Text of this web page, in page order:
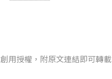
創用授權，附原文連結即可轉載